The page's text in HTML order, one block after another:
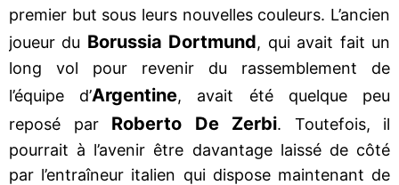
premier but sous leurs nouvelles couleurs. L’ancien
joueur du Borussia Dortmund, qui avait fait un
long vol pour revenir du rassemblement de
l’équipe d’Argentine, avait été quelque peu
reposé par Roberto De Zerbi. Toutefois, il
pourrait à l’avenir être davantage laissé de côté
par l’entraîneur italien qui dispose maintenant de